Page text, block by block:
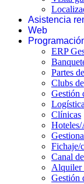
Asistencia
Web
ERP
Partes
Clubs
Gestión
Clínicas
Fichaje/
Canal
Alquiler
Gestión